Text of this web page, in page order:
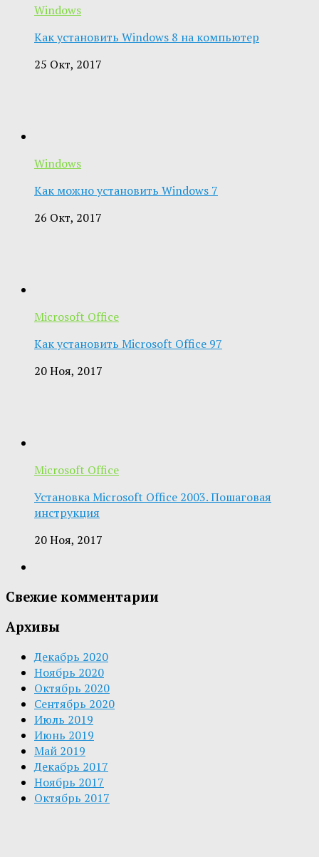
Windows
Как установить Windows 8 на компьютер
25 Окт, 2017
Windows
Как можно установить Windows 7
26 Окт, 2017
Microsoft Office
Как установить Microsoft Office 97
20 Ноя, 2017
Microsoft Office
Установка Microsoft Office 2003. Пошаговая
инструкция
20 Ноя, 2017
Свежие комментарии
Архивы
Декабрь 2020
Ноябрь 2020
Октябрь 2020
Сентябрь 2020
Июль 2019
Июнь 2019
Май 2019
Декабрь 2017
Ноябрь 2017
Октябрь 2017